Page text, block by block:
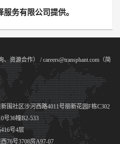
务有限公司提供。
资源合作） / careers@transphant.com（简
围社区沙河西路4011号丽新花园F栋C302
号36幢B2-533
号4层
76号3708房A97-07